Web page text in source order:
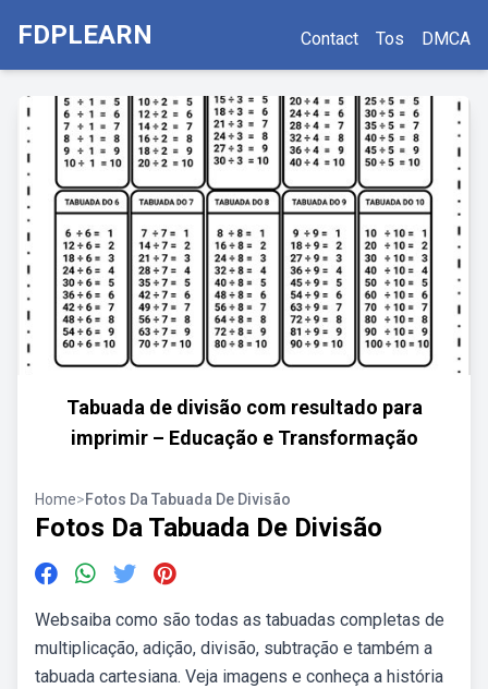
FDPLEARN Contact Tos DMCA
Tabuada de divisão com resultado para
imprimir – Educação e Transformação
Home>Fotos Da Tabuada De Divisão
Fotos Da Tabuada De Divisão
Websaiba como são todas as tabuadas completas de
multiplicação, adição, divisão, subtração e também a
tabuada cartesiana. Veja imagens e conheça a história